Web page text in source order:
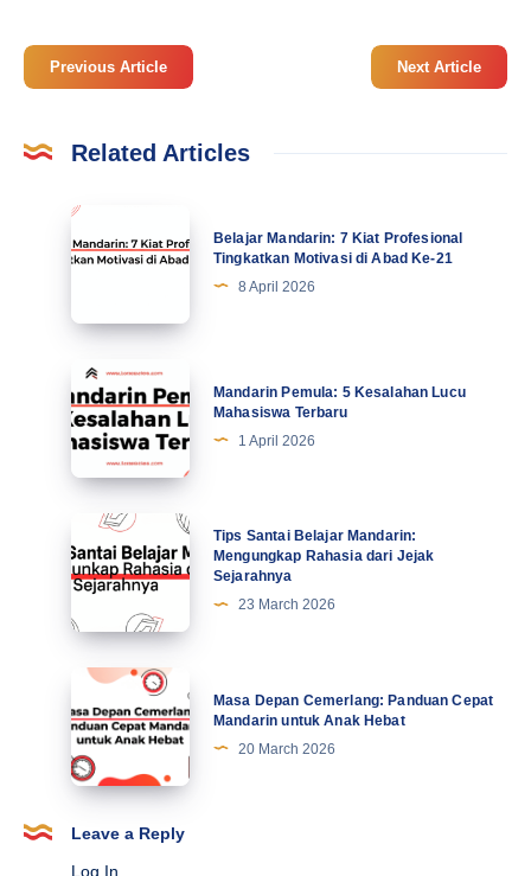
Previous Article Next Article
Related Articles
Belajar
Mandarin:
Profesional
Tingkatkan
Motivasi
di
Abad
Ke-
Belajar Mandarin: 7 Kiat Profesional
Tingkatkan Motivasi di Abad Ke-21
8 April 2026
Mandarin
Pemula:
5
Kesalahan
Lucu
Mahasiswa
Terbaru
Mandarin Pemula: 5 Kesalahan Lucu
Mahasiswa Terbaru
1 April 2026
Tips
Santai
Belajar
Mandarin:
Mengungkap
Rahasia
dari
Jejak
Sejarahnya
Tips Santai Belajar Mandarin:
Mengungkap Rahasia dari Jejak
Sejarahnya
23 March 2026
Masa
Depan
Cemerlang:
Panduan
Cepat
Mandarin
Masa Depan Cemerlang: Panduan Cepat
Mandarin untuk Anak Hebat
20 March 2026
Leave a Reply
Log In